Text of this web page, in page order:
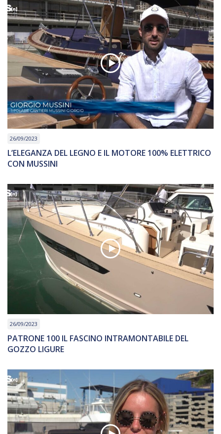
26/09/2023
L’ELEGANZA DEL LEGNO E IL MOTORE 100% ELETTRICO
CON MUSSINI
26/09/2023
PATRONE 100 IL FASCINO INTRAMONTABILE DEL
GOZZO LIGURE